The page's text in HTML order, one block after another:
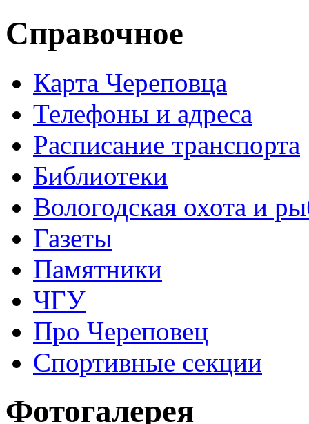
Справочное
Карта Череповца
Телефоны и адреса
Расписание транспорта
Библиотеки
Вологодская охота и
Газеты
Памятники
ЧГУ
Про Череповец
Спортивные секции
Фотогалерея